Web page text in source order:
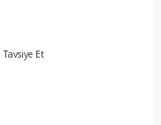
Tavsiye Et